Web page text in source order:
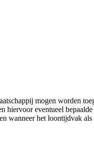
mogen worden
hiervoor eventueel
wanneer het loontijdvak